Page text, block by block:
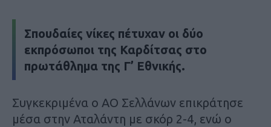
Σπουδαίες νίκες πέτυχαν οι δύο
εκπρόσωποι της Καρδίτσας στο
πρωτάθλημα της Γ’ Εθνικής.
Συγκεκριμένα ο ΑΟ Σελλάνων επικράτησε
μέσα στην Αταλάντη με σκόρ 2-4, ενώ ο